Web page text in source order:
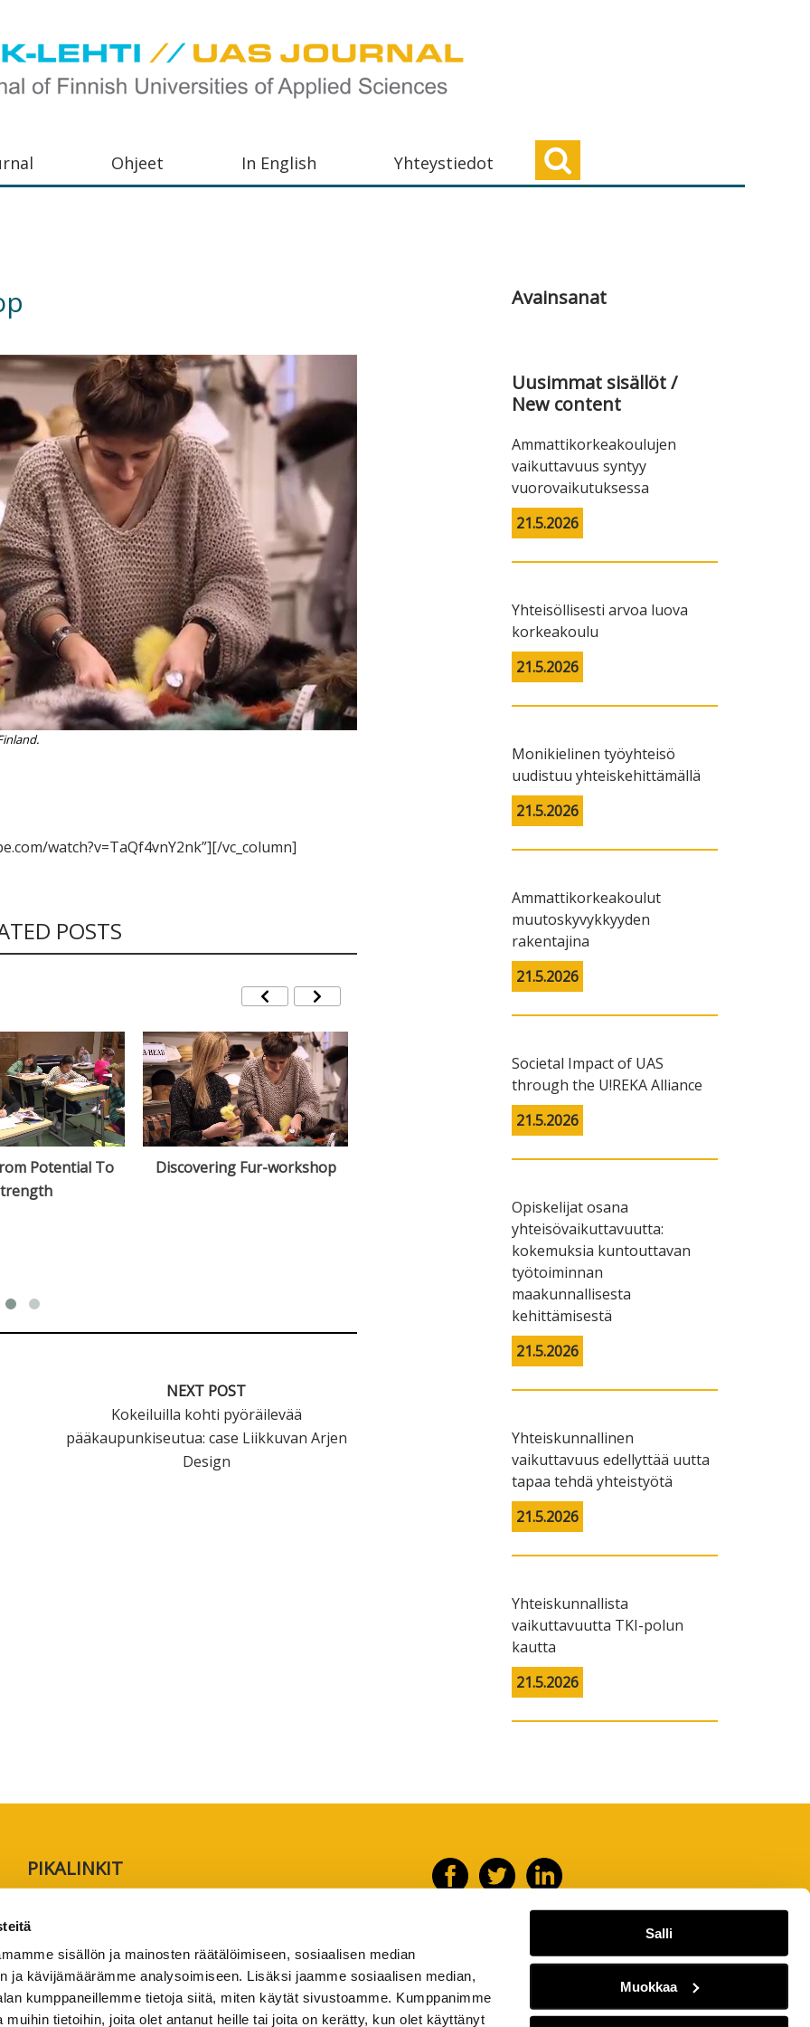
sisällön ja mainosten räätälöimiseen, sosiaalisen median
ja kävijämäärämme analysoimiseen. Lisäksi jaamme sosiaalisen median,
kumppaneillemme tietoja siitä, miten käytät sivustoamme. Kumppanimme
muihin tietoihin, joita olet antanut heille tai joita on kerätty, kun olet käyttänyt
Salli
Muokkaa
Ohjeet In English Yhteystiedot
watch?v=TaQf4vnY2nk”][/vc_column]
POSTS
Potential To
Discovering Fur-workshop
pääkaupunkiseutua: case
Liikkuvan Arjen Design
NEXT POST
Kokeiluilla kohti pyöräilevää
pääkaupunkiseutua: case Liikkuvan Arjen
Design
Avainsanat
Uusimmat sisällöt /
New content
Ammattikorkeakoulujen
vaikuttavuus syntyy
vuorovaikutuksessa
21.5.2026
Yhteisöllisesti arvoa luova
korkeakoulu
21.5.2026
Monikielinen työyhteisö
uudistuu yhteiskehittämällä
21.5.2026
Ammattikorkeakoulut
muutoskyvykkyyden
rakentajina
21.5.2026
Societal Impact of UAS
through the U!REKA Alliance
21.5.2026
Opiskelijat osana
yhteisövaikuttavuutta:
kokemuksia kuntouttavan
työtoiminnan
maakunnallisesta
kehittämisestä
21.5.2026
Yhteiskunnallinen
vaikuttavuus edellyttää uutta
tapaa tehdä yhteistyötä
21.5.2026
Yhteiskunnallista
vaikuttavuutta TKI-polun
kautta
21.5.2026
PIKALINKIT
Anna palautetta tai lähetä juttuvinkki
Käyttöehdot
Tietosuojaseloste
Saavutettavuusseloste